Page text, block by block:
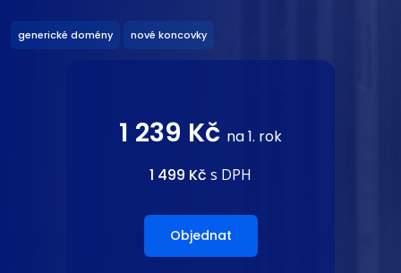
generické domény nové koncovky
1 239 Kč na 1. rok
1 499 Kč s DPH
Objednat